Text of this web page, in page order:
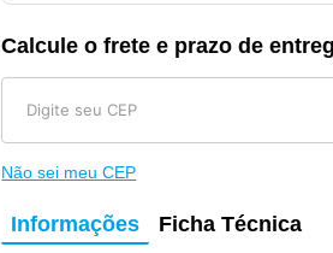
Calcule o frete e prazo de
Não sei meu CEP
Informações Ficha Técnica